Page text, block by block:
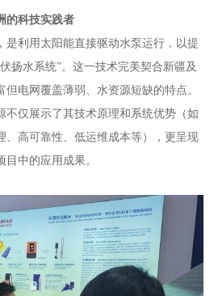
的科技实践者
是利用太阳能直接驱动水泵运行，以提
扬水系统”。这一技术完美契合新疆及
电网覆盖薄弱、水资源短缺的特点。
不仅展示了其技术原理和系统优势（如
、高可靠性、低运维成本等），更呈现
中的应用成果。